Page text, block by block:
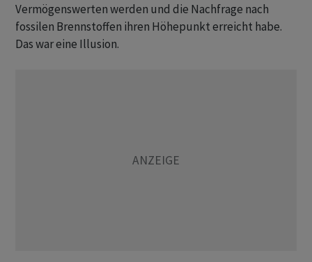
Vermögenswerten werden und die Nachfrage nach
fossilen Brennstoffen ihren Höhepunkt erreicht habe.
Das war eine Illusion.